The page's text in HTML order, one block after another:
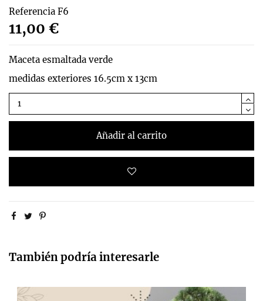
Referencia F6
11,00 €
Maceta esmaltada verde
medidas exteriores 16.5cm x 13cm
Añadir al carrito
También podría interesarle